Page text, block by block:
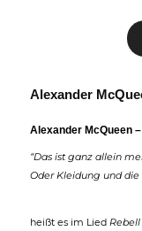
Alexander
Alexander McQueen
“Das ist ganz allein
Oder Kleidung und die
heißt es im Lied Rebell